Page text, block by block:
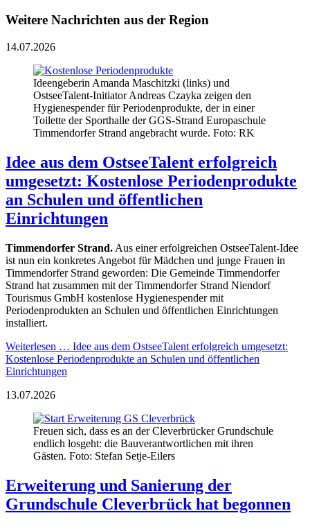
Weitere Nachrichten aus der Region
14.07.2026
Ideengeberin Amanda Maschitzki (links) und
OstseeTalent-Initiator Andreas Czayka zeigen den
Hygienespender für Periodenprodukte, der in einer
Toilette der Sporthalle der GGS-Strand Europaschule
Timmendorfer Strand angebracht wurde. Foto: RK
Idee aus dem OstseeTalent erfolgreich
umgesetzt: Kostenlose Periodenprodukte
an Schulen und öffentlichen
Einrichtungen
Timmendorfer Strand. Aus einer erfolgreichen OstseeTalent-Idee
ist nun ein konkretes Angebot für Mädchen und junge Frauen in
Timmendorfer Strand geworden: Die Gemeinde Timmendorfer
Strand hat zusammen mit der Timmendorfer Strand Niendorf
Tourismus GmbH kostenlose Hygienespender mit
Periodenprodukten an Schulen und öffentlichen Einrichtungen
installiert.
Weiterlesen … Idee aus dem OstseeTalent erfolgreich umgesetzt:
Kostenlose Periodenprodukte an Schulen und öffentlichen
Einrichtungen
13.07.2026
Freuen sich, dass es an der Cleverbrücker Grundschule
endlich losgeht: die Bauverantwortlichen mit ihren
Gästen. Foto: Stefan Setje-Eilers
Erweiterung und Sanierung der
Grundschule Cleverbrück hat begonnen